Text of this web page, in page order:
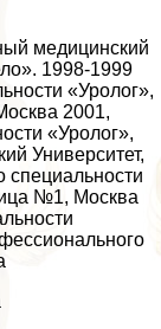
медицинский
1998-1999
«Уролог»,
2001,
«Уролог»,
Университет,
специальности
№1, Москва